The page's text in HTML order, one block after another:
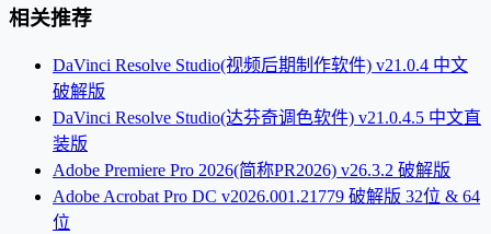
相关推荐
DaVinci Resolve Studio(视频后期制作软件) v21.0.4 中文
破解版
DaVinci Resolve Studio(达芬奇调色软件) v21.0.4.5 中文直
装版
Adobe Premiere Pro 2026(简称PR2026) v26.3.2 破解版
Adobe Acrobat Pro DC v2026.001.21779 破解版 32位 & 64
位